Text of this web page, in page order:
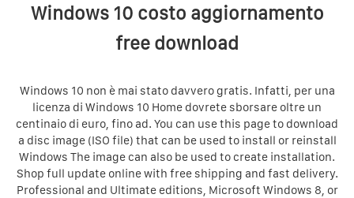
Windows 10 costo aggiornamento
free download
Windows 10 non è mai stato davvero gratis. Infatti, per una
licenza di Windows 10 Home dovrete sborsare oltre un
centinaio di euro, fino ad. You can use this page to download
a disc image (ISO file) that can be used to install or reinstall
Windows The image can also be used to create installation.
Shop full update online with free shipping and fast delivery.
Professional and Ultimate editions, Microsoft Windows 8, or